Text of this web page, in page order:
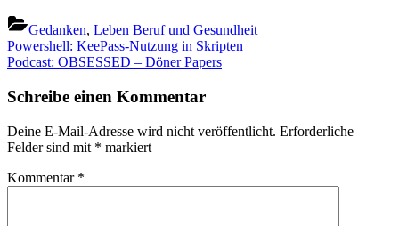
Gedanken, Leben Beruf und Gesundheit
Beitragsnavigation
Previous
Post:
Powershell: KeePass-Nutzung in Skripten
Next
Podcast: OBSESSED – Döner Papers
Schreibe einen Kommentar
Deine E-Mail-Adresse wird nicht veröffentlicht. Erforderliche
Felder sind mit * markiert
Kommentar *